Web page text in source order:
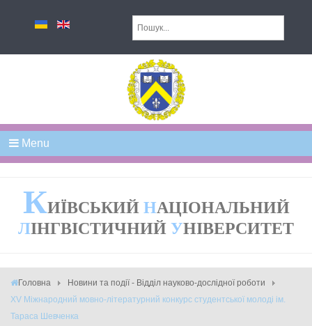
Menu
КИЇВСЬКИЙ НАЦІОНАЛЬНИЙ
ЛІНГВІСТИЧНИЙ УНІВЕРСИТЕТ
Головна
Новини та події - Відділ науково-дослідної роботи
XV Міжнародний мовно-літературний конкурс студентської молоді ім.
Тараса Шевченка